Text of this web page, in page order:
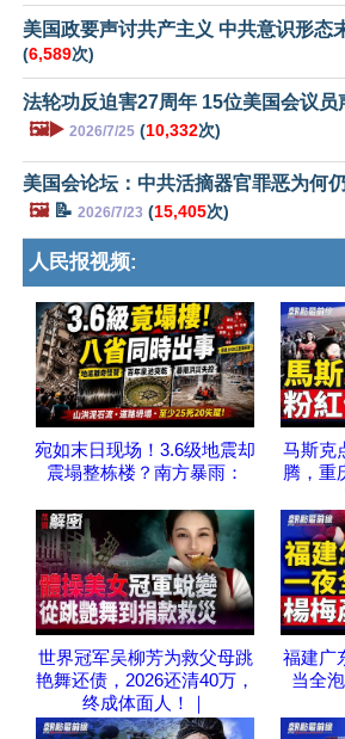
美国政要声讨共产主义 中共意识形态
(6,589次)
法轮功反迫害27周年 15位美国会议员
🖼️▶️ 2026/7/25 (10,332次)
美国会论坛：中共活摘器官罪恶为何
🖼️📝 2026/7/23 (15,405次)
人民报视频:
宛如末日现场！3.6级地震却
震塌整栋楼？南方暴雨：
马斯克
腾，重
世界冠军吴柳芳为救父母跳
艳舞还债，2026还清40万，
终成体面人！｜
福建广
当全